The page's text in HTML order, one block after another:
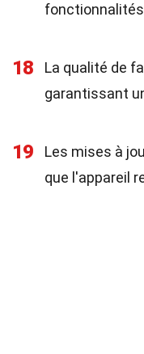
fonctionnalités
18
La qualité de
garantissant
19
Les mises à
que l'appareil